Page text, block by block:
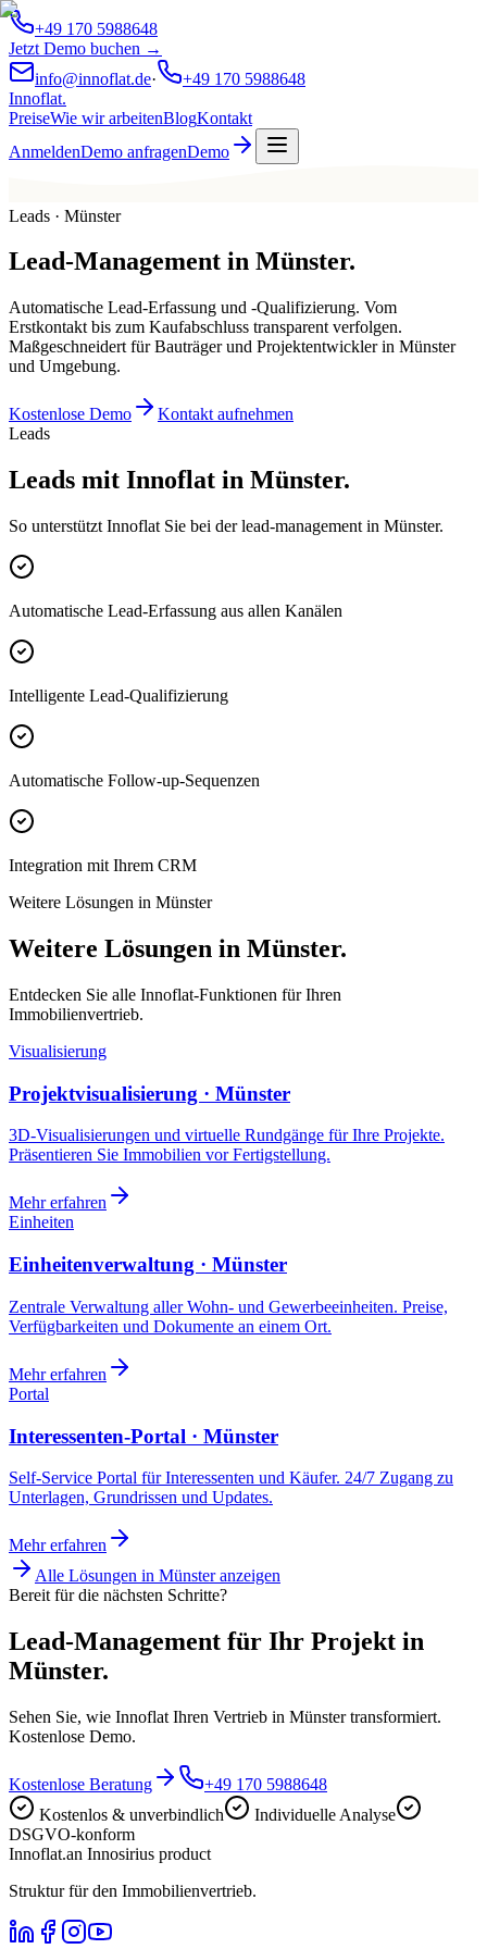
+49 170 5988648
Jetzt Demo buchen →
info@innoflat.de·
+49 170 5988648
Innoflat.
PreiseWie wir arbeitenBlogKontakt
AnmeldenDemo anfragenDemo
Leads · Münster
Lead-Management in Münster.
Automatische Lead-Erfassung und -Qualifizierung. Vom
Erstkontakt bis zum Kaufabschluss transparent verfolgen.
Maßgeschneidert für Bauträger und Projektentwickler in Münster
und Umgebung.
Kostenlose Demo
Kontakt aufnehmen
Leads
Leads mit Innoflat in Münster.
So unterstützt Innoflat Sie bei der lead-management in Münster.
Automatische Lead-Erfassung aus allen Kanälen
Intelligente Lead-Qualifizierung
Automatische Follow-up-Sequenzen
Integration mit Ihrem CRM
Weitere Lösungen in Münster
Weitere Lösungen in Münster.
Entdecken Sie alle Innoflat-Funktionen für Ihren
Immobilienvertrieb.
Visualisierung
Projektvisualisierung · Münster
3D-Visualisierungen und virtuelle Rundgänge für Ihre Projekte.
Präsentieren Sie Immobilien vor Fertigstellung.
Mehr erfahren
Einheiten
Einheitenverwaltung · Münster
Zentrale Verwaltung aller Wohn- und Gewerbeeinheiten. Preise,
Verfügbarkeiten und Dokumente an einem Ort.
Mehr erfahren
Portal
Interessenten-Portal · Münster
Self-Service Portal für Interessenten und Käufer. 24/7 Zugang zu
Unterlagen, Grundrissen und Updates.
Mehr erfahren
Alle Lösungen in Münsteranzeigen
Bereit für die nächsten Schritte?
Lead-Management für Ihr Projekt in
Münster.
Sehen Sie, wie Innoflat Ihren Vertrieb in Münster transformiert.
Kostenlose Demo.
Kostenlose Beratung
+49 170 5988648
Kostenlos & unverbindlich
Individuelle Analyse
DSGVO-konform
Innoflat.an Innosirius product
Struktur für den Immobilienvertrieb.